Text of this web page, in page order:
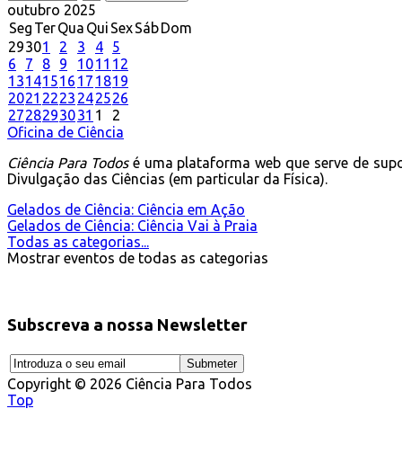
outubro 2025
Seg TerQua Qui SexSábDom
29301 2 3 4
5
6
7 8 9 1011 12
13141516 17 1819
2021 2223 242526
2728293031 1
2
Oficina de Ciência
Ciência Para Todosé uma plataforma web que serve de
Divulgação das Ciências (em particular da Física).
Gelados de Ciência: Ciência em Ação
Gelados de Ciência: Ciência Vai à Praia
Todas as categorias...
Mostrar eventos de todas as categorias
Subscreva a nossa Newsletter
Copyright © 2026 Ciência Para Todos
Top